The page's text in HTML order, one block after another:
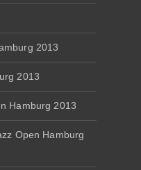
2013
2013
Hamburg 2013
Open Hamburg